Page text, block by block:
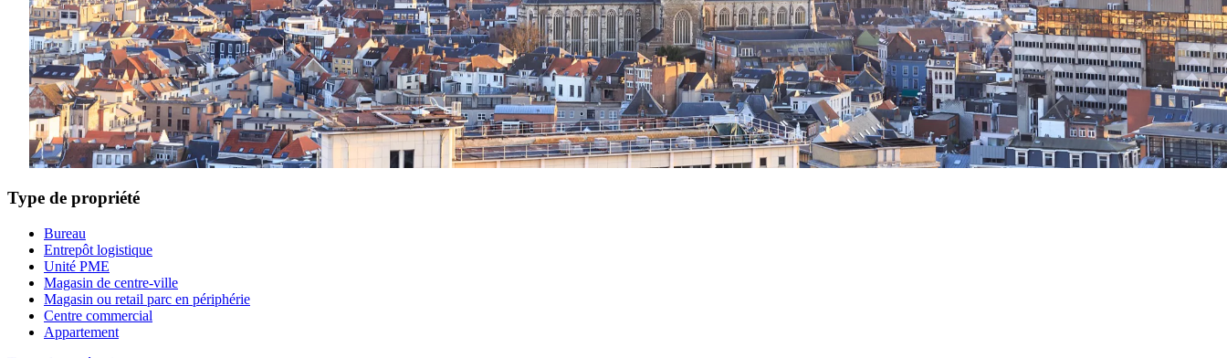
Type de propriété
Bureau
Entrepôt logistique
Unité PME
Magasin de centre-ville
Magasin ou retail parc en périphérie
Centre commercial
Appartement